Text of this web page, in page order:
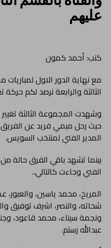
عليهم
كتب: أحمد كمون
مع نهاية الدور الاول
الثالثة والرابعة نرصد لكم حركة
وشهدت المجموعة الثالثة
حيث رحل ميمي فريد عن
المدير الفني لمنتخب السويس.
بينما تشهد باقي الفرق حالة
الفني وجاءت كالتالي..
المريخ، محمد ياسين،
شحاته، والنصر، اشرف توفيق
ونجمة سيناء، محمد قاعود،
عبدالله رستم.